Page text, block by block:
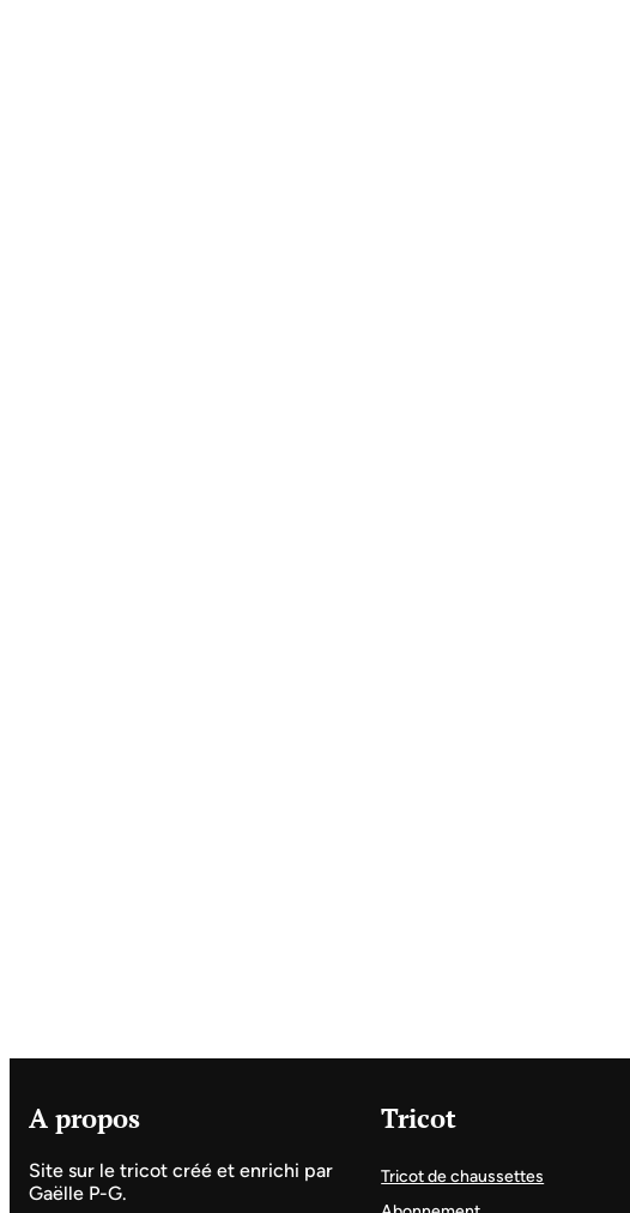
A propos
Site sur le tricot créé et enrichi par
Gaëlle P-G.
Tricot
Tricot de chaussettes